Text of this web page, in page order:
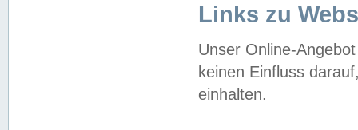
Links zu
Unser Online-
keinen Einfluss
einhalten.